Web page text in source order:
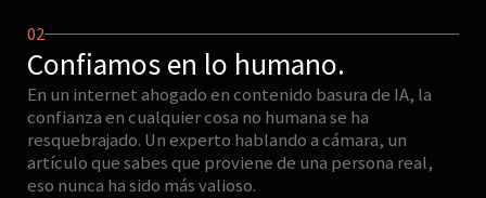
02
Confiamos en lo humano.
En un internet ahogado en contenido basura de IA, la
confianza en cualquier cosa no humana se ha
resquebrajado. Un experto hablando a cámara, un
artículo que sabes que proviene de una persona real,
eso nunca ha sido más valioso.